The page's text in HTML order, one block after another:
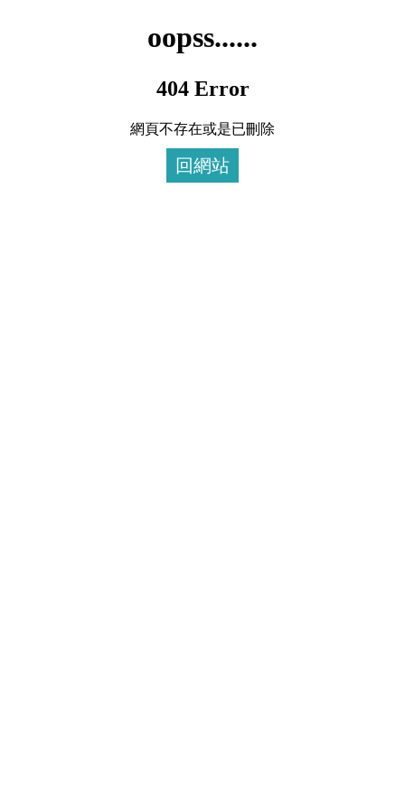
oopss......
404 Error
網頁不存在或是已刪除
回網站